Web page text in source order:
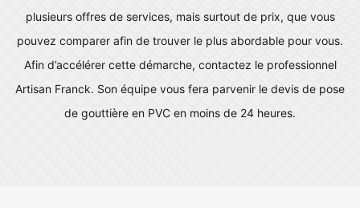
plusieurs offres de services, mais surtout de prix, que vous
pouvez comparer afin de trouver le plus abordable pour vous.
Afin d’accélérer cette démarche, contactez le professionnel
Artisan Franck. Son équipe vous fera parvenir le devis de pose
de gouttière en PVC en moins de 24 heures.